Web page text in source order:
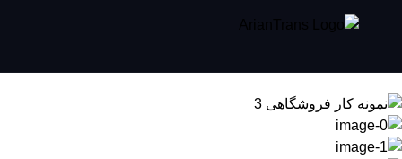
نمونه کار فروشگاهی 3